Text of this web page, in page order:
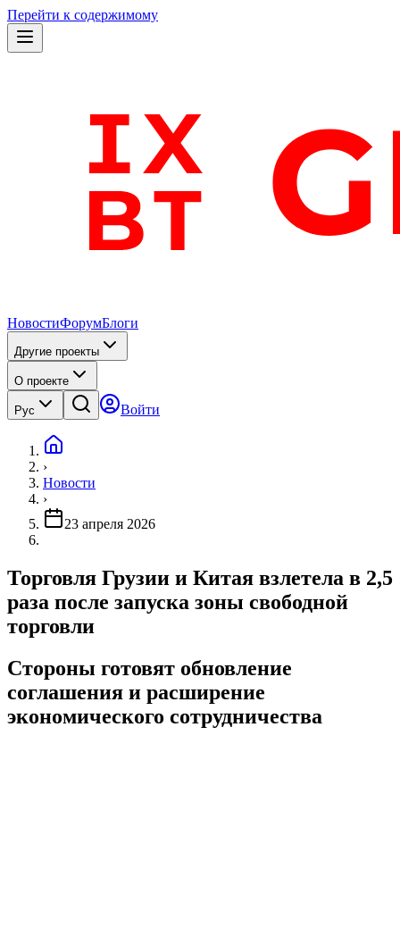
Перейти к содержимому
НовостиФорумБлоги
Другие проекты
О проекте
Рус Войти
›
Новости
›
23 апреля 2026
Торговля Грузии и Китая взлетела в 2,5
раза после запуска зоны свободной
торговли
Стороны готовят обновление
соглашения и расширение
экономического сотрудничества